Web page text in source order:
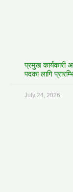
प्रमुख
पदका लागि
July 24, 2026